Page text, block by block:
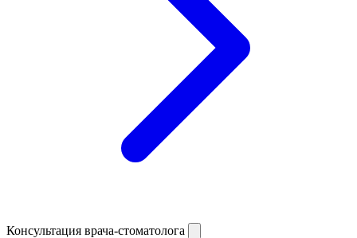
Консультация врача-стоматолога